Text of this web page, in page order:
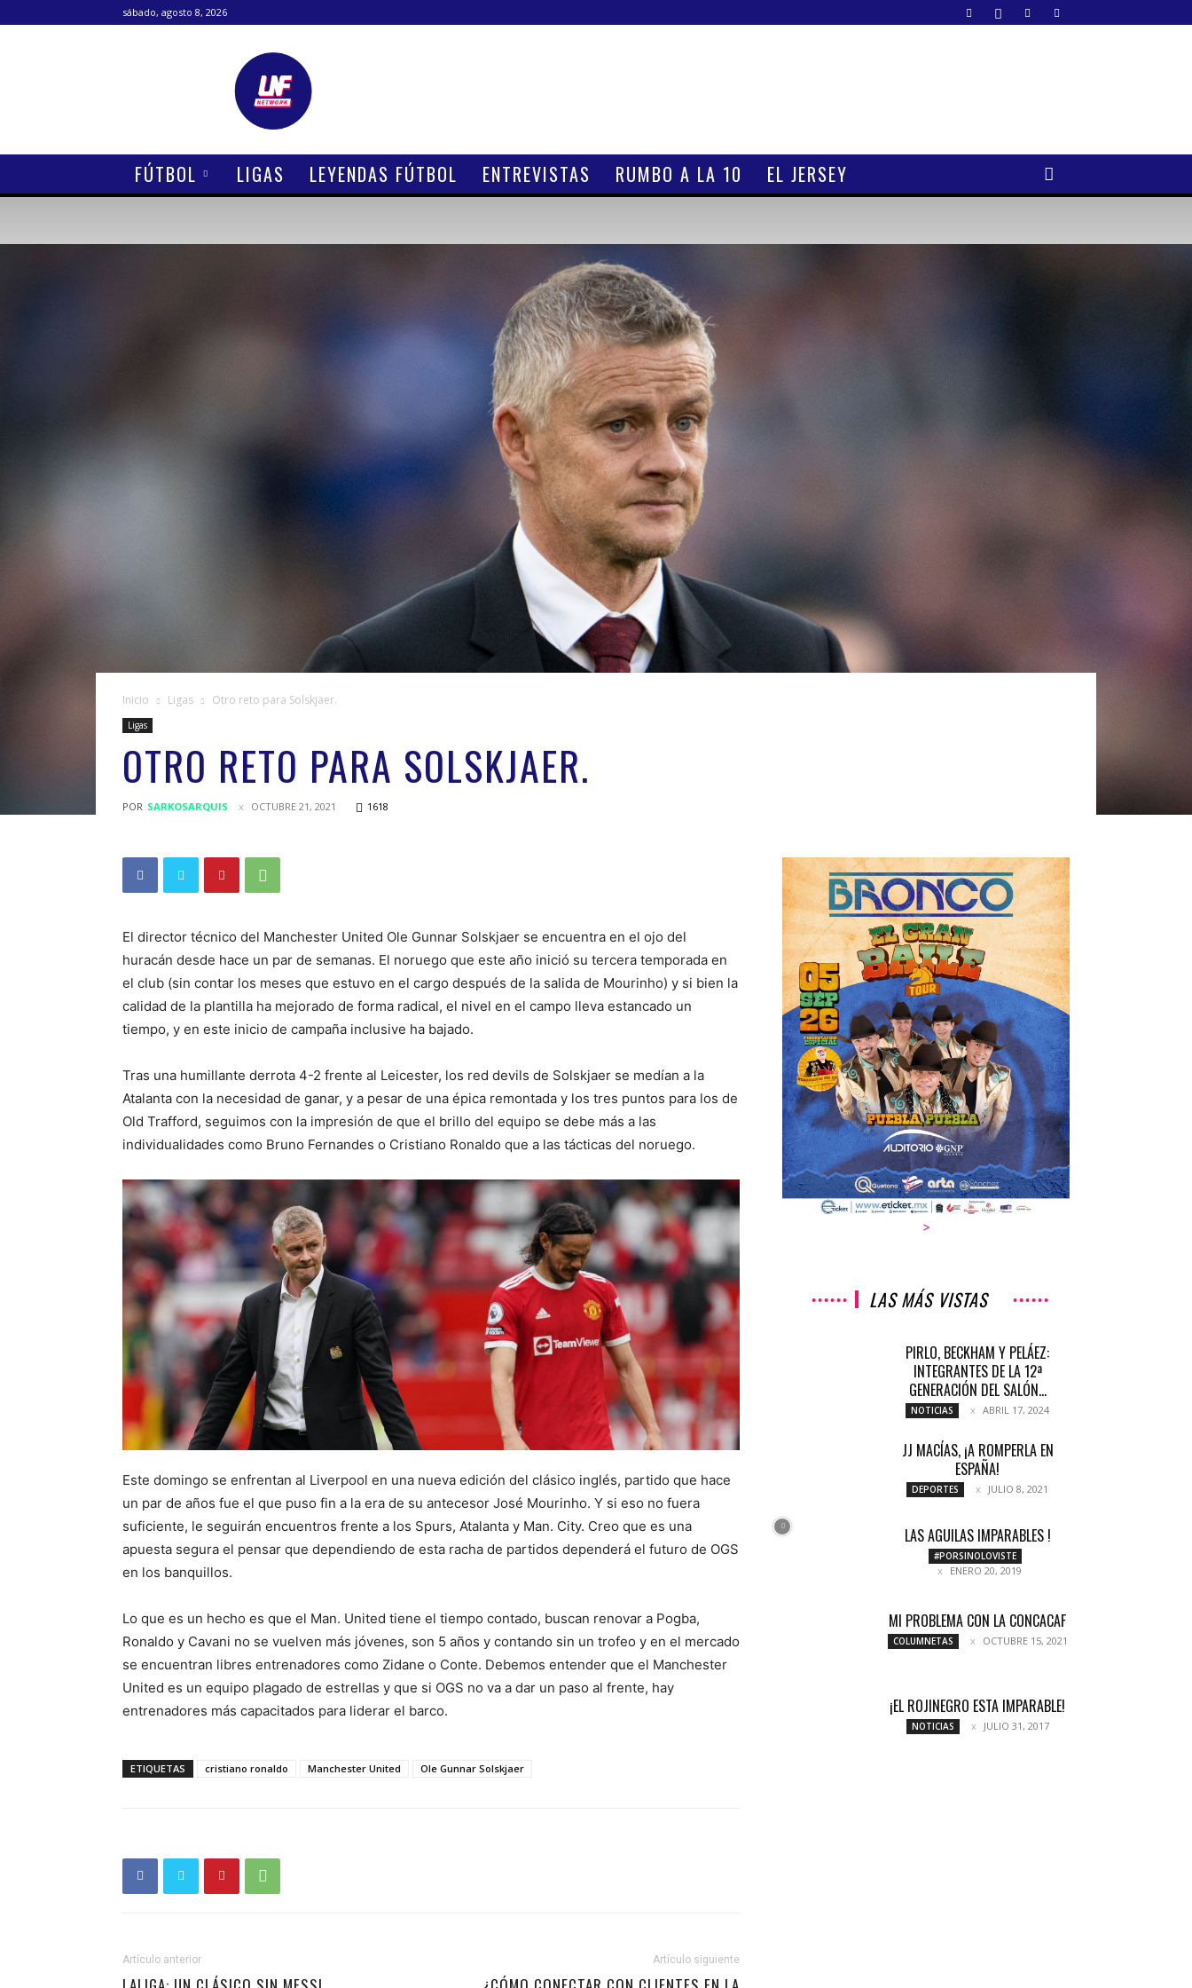
sábado, agosto 8, 2026
Lanetafutbolera
FÚTBOL LIGAS LEYENDAS FÚTBOL ENTREVISTAS RUMBO A LA 10 EL JERSEY
Inicio Ligas Otro reto para Solskjaer.
Ligas
OTRO RETO PARA SOLSKJAER.
POR SARKOSARQUIS OCTUBRE 21, 2021 1618
El director técnico del Manchester United Ole Gunnar Solskjaer se encuentra en el ojo del
huracán desde hace un par de semanas. El noruego que este año inició su tercera temporada en
el club (sin contar los meses que estuvo en el cargo después de la salida de Mourinho) y si bien la
calidad de la plantilla ha mejorado de forma radical, el nivel en el campo lleva estancado un
tiempo, y en este inicio de campaña inclusive ha bajado.
Tras una humillante derrota 4-2 frente al Leicester, los red devils de Solskjaer se medían a la
Atalanta con la necesidad de ganar, y a pesar de una épica remontada y los tres puntos para los de
Old Trafford, seguimos con la impresión de que el brillo del equipo se debe más a las
individualidades como Bruno Fernandes o Cristiano Ronaldo que a las tácticas del noruego.
Este domingo se enfrentan al Liverpool en una nueva edición del clásico inglés, partido que hace
un par de años fue el que puso fin a la era de su antecesor José Mourinho. Y si eso no fuera
suficiente, le seguirán encuentros frente a los Spurs, Atalanta y Man. City. Creo que es una
apuesta segura el pensar que dependiendo de esta racha de partidos dependerá el futuro de OGS
en los banquillos.
Lo que es un hecho es que el Man. United tiene el tiempo contado, buscan renovar a Pogba,
Ronaldo y Cavani no se vuelven más jóvenes, son 5 años y contando sin un trofeo y en el mercado
se encuentran libres entrenadores como Zidane o Conte. Debemos entender que el Manchester
United es un equipo plagado de estrellas y que si OGS no va a dar un paso al frente, hay
entrenadores más capacitados para liderar el barco.
ETIQUETAS cristiano ronaldo Manchester United Ole Gunnar Solskjaer
Artículo anterior Artículo siguiente
>
LAS MÁS VISTAS
PIRLO, BECKHAM Y PELÁEZ:
INTEGRANTES DE LA 12ª
GENERACIÓN DEL SALÓN...
NOTICIAS ABRIL 17, 2024
JJ MACÍAS, ¡A ROMPERLA EN
ESPAÑA!
DEPORTES JULIO 8, 2021
LAS AGUILAS IMPARABLES !
#PORSINOLOVISTE
ENERO 20, 2019
MI PROBLEMA CON LA CONCACAF
COLUMNETAS OCTUBRE 15, 2021
¡EL ROJINEGRO ESTA IMPARABLE!
NOTICIAS JULIO 31, 2017